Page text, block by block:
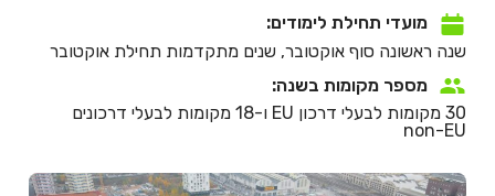
מועדי תחילת לימודים:
שנה ראשונה סוף אוקטובר, שנים מתקדמות תחילת אוקטובר
מספר מקומות בשנה:
30 מקומות לבעלי דרכון EU ו-18 מקומות לבעלי דרכונים
non-EU